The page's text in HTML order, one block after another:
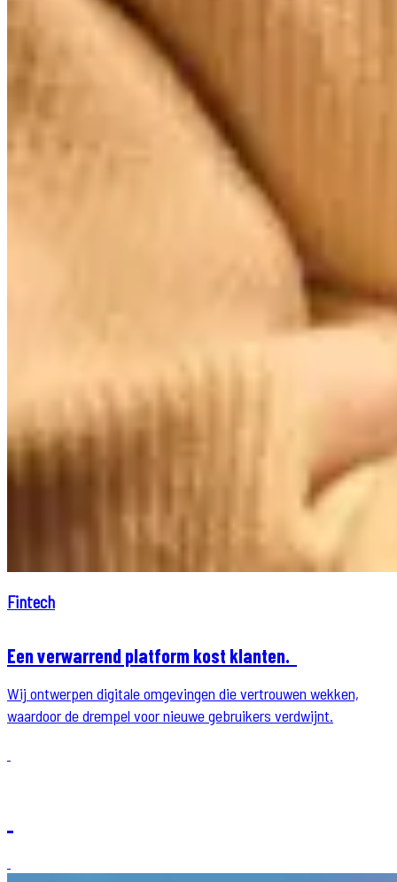
Fintech
Een verwarrend platform kost klanten.
Wij ontwerpen digitale omgevingen die vertrouwen wekken,
waardoor de drempel voor nieuwe gebruikers verdwijnt.